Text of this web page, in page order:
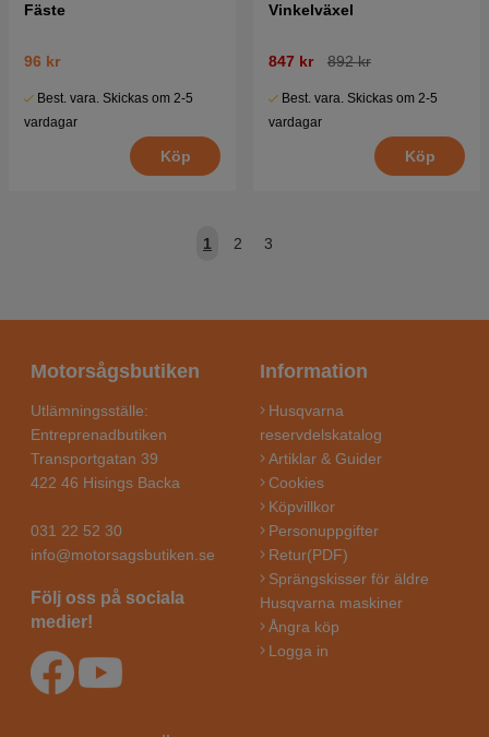
Fäste
96 kr
Best. vara. Skickas om 2-5
vardagar
Köp
Vinkelväxel
847 kr 892 kr
Best. vara. Skickas om 2-5
vardagar
Köp
1 2 3
Motorsågsbutiken
Utlämningsställe:
Entreprenadbutiken
Transportgatan 39
422 46 Hisings Backa
031 22 52 30
info@motorsagsbutiken.se
Följ oss på sociala
medier!
Information
Husqvarna
reservdelskatalog
Artiklar & Guider
Cookies
Köpvillkor
Personuppgifter
Retur(PDF)
Sprängskisser för äldre
Husqvarna maskiner
Ångra köp
Logga in